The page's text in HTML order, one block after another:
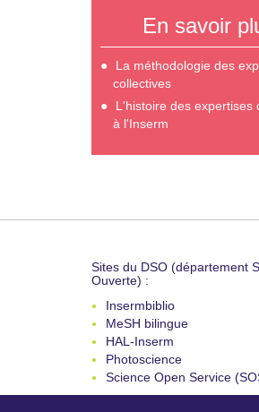
En savoir
La méthodologie des
collectives
L'histoire des expertises
à l'Inserm
Sites du DSO (département
Ouverte) :
Insermbiblio
MeSH bilingue
HAL-Inserm
Photoscience
Science Open Service